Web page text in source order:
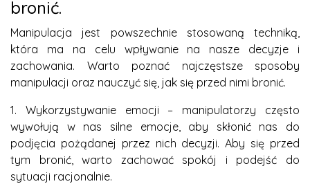
bronić.
Manipulacja jest powszechnie stosowaną techniką,
która ma na celu wpływanie na nasze decyzje i
zachowania. Warto poznać najczęstsze sposoby
manipulacji oraz nauczyć się, jak się przed nimi bronić.
1. Wykorzystywanie emocji – manipulatorzy często
wywołują w nas silne emocje, aby skłonić nas do
podjęcia pożądanej przez nich decyzji. Aby się przed
tym bronić, warto zachować spokój i podejść do
sytuacji racjonalnie.